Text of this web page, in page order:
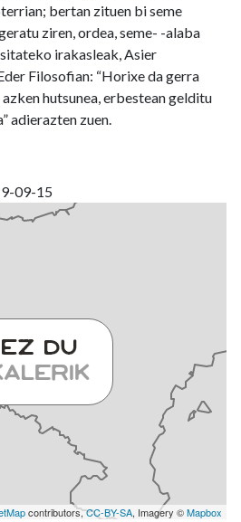
bertan zituen bi seme
ziren, ordea, seme- -alaba
irakasleak, Asier
Filosofian: “Horixe da gerra
hutsunea, erbestean gelditu
adierazten zuen.
09-15
contributors,CC-BY-SA, Imagery ©Mapbox